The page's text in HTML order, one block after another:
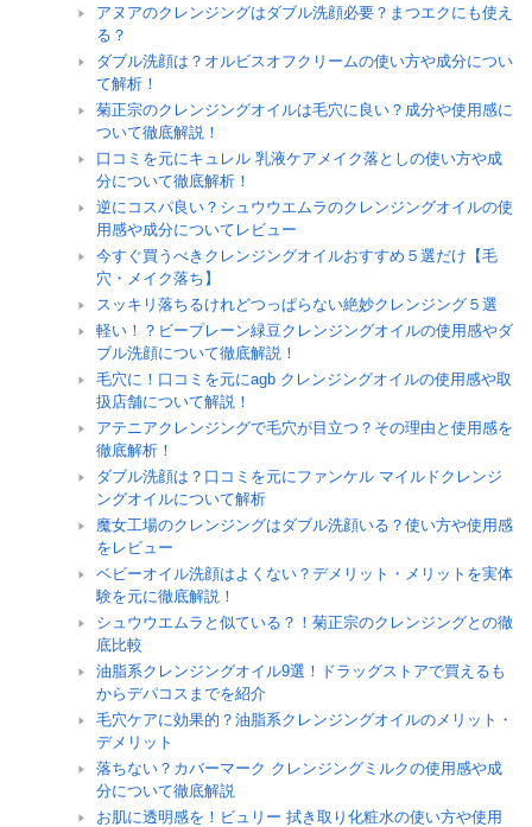
アヌアのクレンジングはダブル洗顔必要？まつエクにも使え
る？
ダブル洗顔は？オルビスオフクリームの使い方や成分につい
て解析！
菊正宗のクレンジングオイルは毛穴に良い？成分や使用感に
ついて徹底解説！
口コミを元にキュレル 乳液ケアメイク落としの使い方や成
分について徹底解析！
逆にコスパ良い？シュウウエムラのクレンジングオイルの使
用感や成分についてレビュー
今すぐ買うべきクレンジングオイルおすすめ５選だけ【毛
穴・メイク落ち】
スッキリ落ちるけれどつっぱらない絶妙クレンジング５選
軽い！？ビープレーン緑豆クレンジングオイルの使用感やダ
ブル洗顔について徹底解説！
毛穴に！口コミを元にagb クレンジングオイルの使用感や取
扱店舗について解説！
アテニアクレンジングで毛穴が目立つ？その理由と使用感を
徹底解析！
ダブル洗顔は？口コミを元にファンケル マイルドクレンジ
ングオイルについて解析
魔女工場のクレンジングはダブル洗顔いる？使い方や使用感
をレビュー
ベビーオイル洗顔はよくない？デメリット・メリットを実体
験を元に徹底解説！
シュウウエムラと似ている？！菊正宗のクレンジングとの徹
底比較
油脂系クレンジングオイル9選！ドラッグストアで買えるも
からデパコスまでを紹介
毛穴ケアに効果的？油脂系クレンジングオイルのメリット・
デメリット
落ちない？カバーマーク クレンジングミルクの使用感や成
分について徹底解説
お肌に透明感を！ビュリー 拭き取り化粧水の使い方や使用